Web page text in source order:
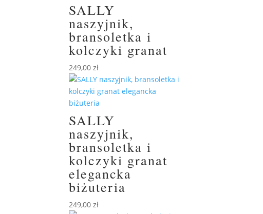
SALLY
naszyjnik,
bransoletka i
kolczyki granat
249,00zł
SALLY
naszyjnik,
bransoletka i
kolczyki granat
elegancka
biżuteria
249,00zł